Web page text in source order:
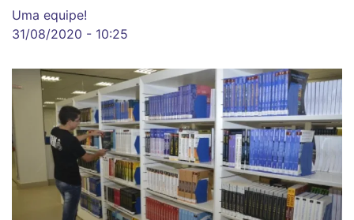
Uma equipe!
31/08/2020 - 10:25